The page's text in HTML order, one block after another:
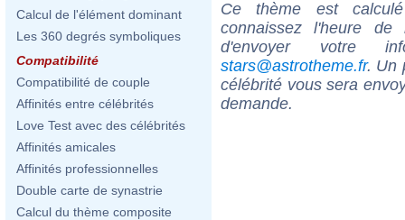
Calcul de l'élément dominant
Les 360 degrés symboliques
Compatibilité
Compatibilité de couple
Affinités entre célébrités
Love Test avec des célébrités
Affinités amicales
Affinités professionnelles
Double carte de synastrie
Calcul du thème composite
Ce thème est
connaissez l'heure de
d'envoyer votre
stars@astrotheme.fr. Un
célébrité vous sera
demande.